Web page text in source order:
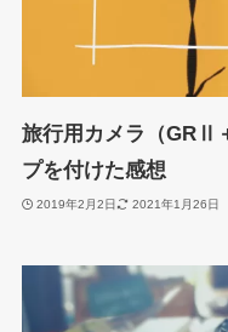
旅行用カメラ（GRⅡ
プを付けた感想
2019年2月2日 2021年1月26日